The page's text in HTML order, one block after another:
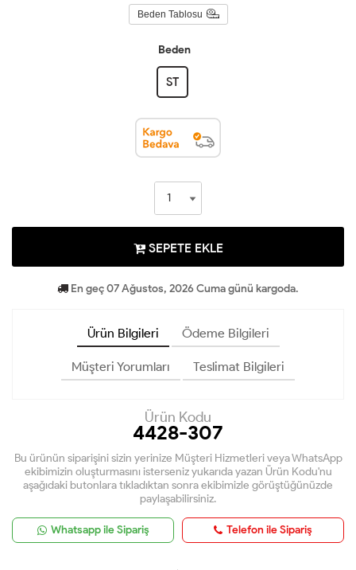
Beden Tablosu
Beden
ST
SEPETE EKLE
En geç 07 Ağustos, 2026 Cuma günü kargoda.
Ürün Bilgileri Ödeme Bilgileri
Müşteri Yorumları Teslimat Bilgileri
Ürün Kodu
4428-307
Bu ürünün siparişini sizin yerinize Müşteri Hizmetleri veya WhatsApp
ekibimizin oluşturmasını isterseniz yukarıda yazan Ürün Kodu'nu
aşağıdaki butonlara tıkladıktan sonra ekibimizle görüştüğünüzde
paylaşabilirsiniz.
Whatsapp ile Sipariş Telefon ile Sipariş